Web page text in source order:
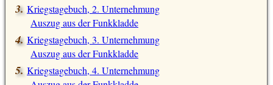
Kriegstagebuch, 2. Unternehmung
Auszug aus der Funkkladde
Kriegstagebuch, 3. Unternehmung
Auszug aus der Funkkladde
Kriegstagebuch, 4. Unternehmung